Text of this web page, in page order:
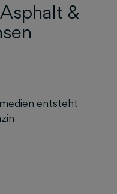
&
entsteht